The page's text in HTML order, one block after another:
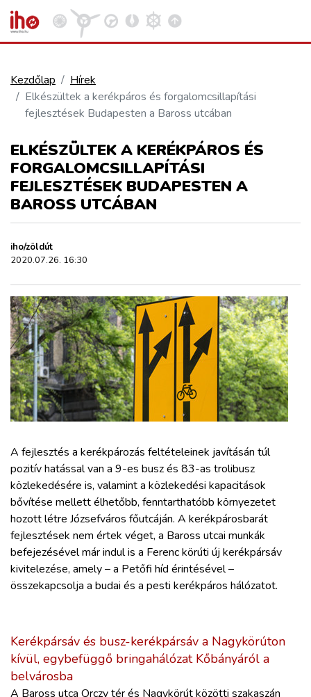
VASÚT
KÖZÚT
REPÜLÉS
ZÖLDÚT
HAJÓZÁS
BLOG
WEBSHOP
BELÉPÉS
REGISZTRÁCIÓ
Kezdőlap
Hírek
Elkészültek a kerékpáros és forgalomcsillapítási
fejlesztések Budapesten a Baross utcában
ELKÉSZÜLTEK A KERÉKPÁROS ÉS
FORGALOMCSILLAPÍTÁSI
FEJLESZTÉSEK BUDAPESTEN A
BAROSS UTCÁBAN
iho/zöldút
2020.07.26. 16:30
A fejlesztés a kerékpározás feltételeinek javításán túl
pozitív hatással van a 9-es busz és 83-as trolibusz
közlekedésére is, valamint a közlekedési kapacitások
bővítése mellett élhetőbb, fenntarthatóbb környezetet
hozott létre Józsefváros főutcáján. A kerékpárosbarát
fejlesztések nem értek véget, a Baross utcai munkák
befejezésével már indul is a Ferenc körúti új kerékpársáv
kivitelezése, amely – a Petőfi híd érintésével –
összekapcsolja a budai és a pesti kerékpáros hálózatot.
Kerékpársáv és busz-kerékpársáv a Nagykörúton
kívül, egybefüggő bringahálózat Kőbányáról a
belvárosba
A Baross utca Orczy tér és Nagykörút közötti szakaszán